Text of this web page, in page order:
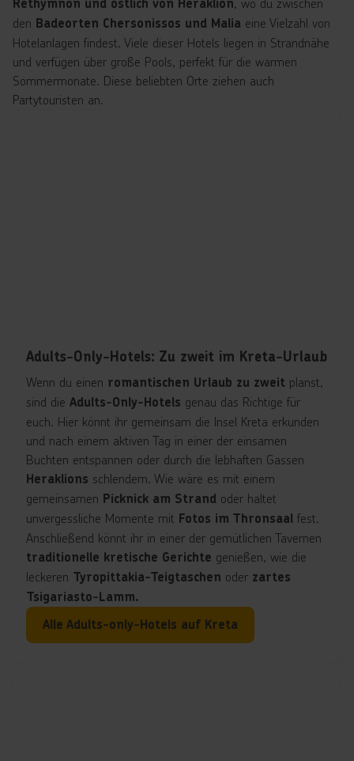
Rethymnon und östlich von Heraklion
den Badeorten Chersonissos und Malia eine Vielzahl von
Hotelanlagen findest. Viele dieser Hotels liegen in Strandnähe
und verfügen über große Pools, perfekt für die warmen
Sommermonate. Diese beliebten Orte ziehen auch
Partytouristen an.
Adults-Only-Hotels: Zu zweit im Kreta-Urlaub
Wenn du einen romantischen Urlaub zu zweit planst,
sind die Adults-Only-Hotels genau das Richtige für
euch. Hier könnt ihr gemeinsam die Insel Kreta erkunden
und nach einem aktiven Tag in einer der einsamen
Buchten entspannen oder durch die lebhaften Gassen
Heraklions schlendern. Wie wäre es mit einem
gemeinsamen Picknick am Strand oder haltet
unvergessliche Momente mit Fotos im Thronsaal fest.
Anschließend könnt ihr in einer der gemütlichen Tavernen
traditionelle kretische Gerichte genießen, wie die
leckeren Tyropittakia-Teigtaschen oder zartes
Tsigariasto-Lamm.
Alle Adults-only-Hotels auf Kreta